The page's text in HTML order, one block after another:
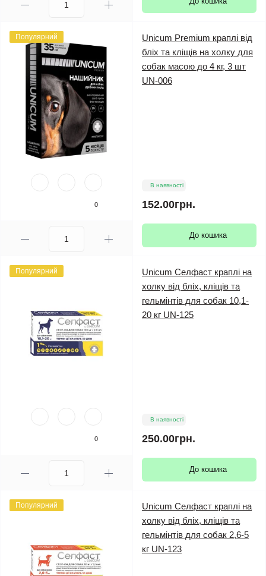
Популярний
0
Unicum Premium краплі від
бліх та кліщів на холку для
собак масою до 4 кг, 3 шт
UN-006
В наявності
152.00грн.
До кошика
Популярний
0
Unicum Селфаст краплі на
холку від бліх, кліщів та
гельмінтів для собак 10,1-
20 кг UN-125
В наявності
250.00грн.
До кошика
Популярний
Unicum Селфаст краплі на
холку від бліх, кліщів та
гельмінтів для собак 2,6-5
кг UN-123